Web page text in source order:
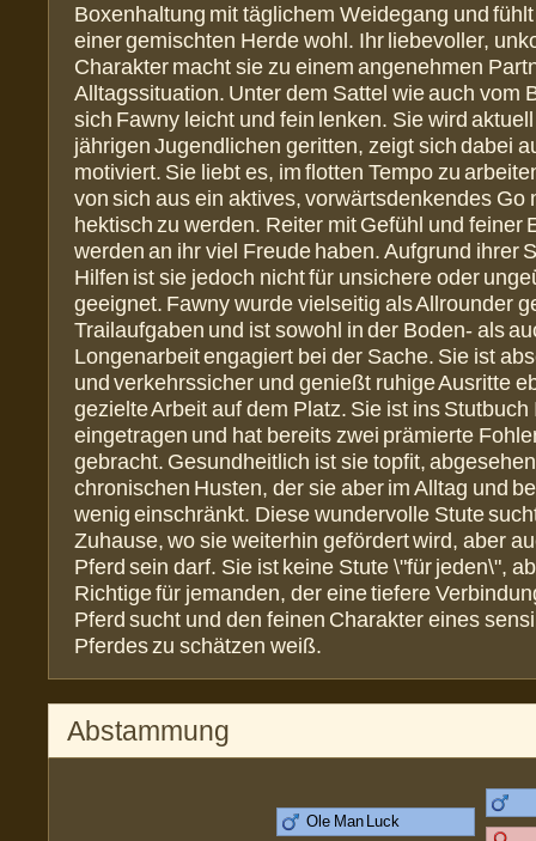
Boxenhaltung mit täglichem Weidegang und
einer gemischten Herde wohl. Ihr liebevoller,
Charakter macht sie zu einem angenehmen
Alltagssituation. Unter dem Sattel wie auch vom
sich Fawny leicht und fein lenken. Sie wird
jährigen Jugendlichen geritten, zeigt sich dabei
motiviert. Sie liebt es, im flotten Tempo zu
von sich aus ein aktives, vorwärtsdenkendes Go
hektisch zu werden. Reiter mit Gefühl und feiner
werden an ihr viel Freude haben. Aufgrund ihrer
Hilfen ist sie jedoch nicht für unsichere oder
geeignet. Fawny wurde vielseitig als Allrounder
Trailaufgaben und ist sowohl in der Boden- als
Longenarbeit engagiert bei der Sache. Sie ist
und verkehrssicher und genießt ruhige Ausritte
gezielte Arbeit auf dem Platz. Sie ist ins Stutbuch
eingetragen und hat bereits zwei prämierte
gebracht. Gesundheitlich ist sie topfit,
chronischen Husten, der sie aber im Alltag und
wenig einschränkt. Diese wundervolle Stute
Zuhause, wo sie weiterhin gefördert wird, aber
Pferd sein darf. Sie ist keine Stute \"für jeden\",
Richtige für jemanden, der eine tiefere
Pferd sucht und den feinen Charakter eines
Pferdes zu schätzen weiß.
Abstammung
Ole Man Luck